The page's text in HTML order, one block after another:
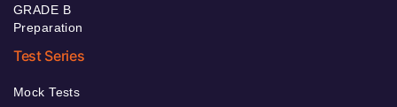
GRADE B
Preparation
Test Series
Mock Tests